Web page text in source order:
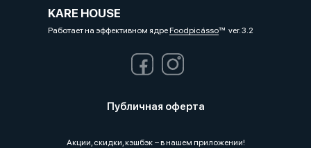
KARE HOUSE
Работает на эффективном ядреFoodpicássover. 3.2
Публичная оферта
Акции, скидки, кэшбэк − в нашем приложении!